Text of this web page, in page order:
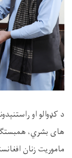
د کډوالو او
های بشري،